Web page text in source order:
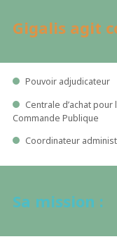
Gigalis agit
Pouvoir adjudicateur
Centrale d’achat
Commande Publique
Coordinateur
Sa mission :